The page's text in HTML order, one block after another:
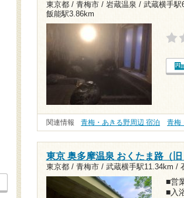
東京都 / 青梅市 / 岩蔵温泉 / 武蔵横手駅
飯能駅3.86km
関連情報 青梅・あきる野周辺 宿泊 青梅
東京 奥多摩温泉 おくたま路（
東京都 / 青梅市 / 武蔵横手駅11.34km /
■営
■入